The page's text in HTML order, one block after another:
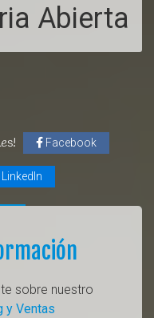
Abierta
Facebook
LinkedIn
sobre nuestro
y Ventas